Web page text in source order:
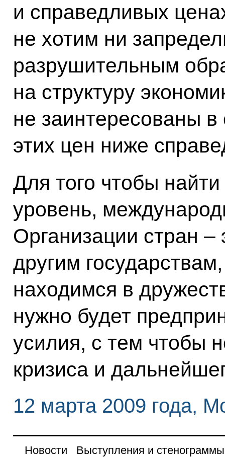
и справедливых
не хотим ни
разрушительным
на структуру
не заинтересованы
этих цен ниже
Для того чтобы
уровень,
Организации стран –
другим
находимся в
нужно будет
усилия, с тем чтобы
кризиса и
12 марта 2009 года,
Новости
Выступления и стенограммы